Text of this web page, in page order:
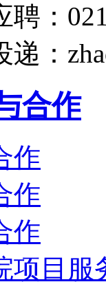
聘：
递：
合作
作
作
作
项目服